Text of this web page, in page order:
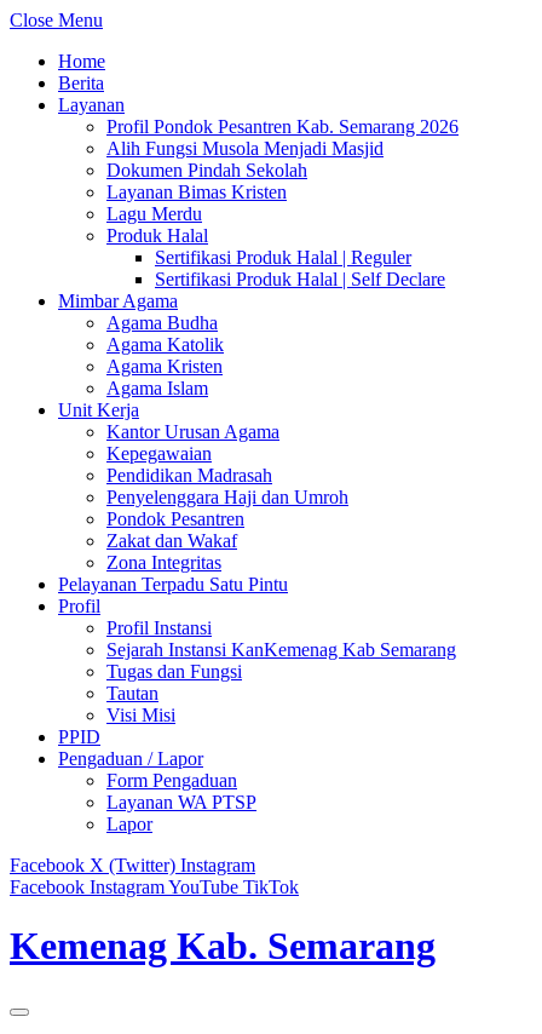
Close Menu
Home
Berita
Layanan
Profil Pondok Pesantren Kab. Semarang 2026
Alih Fungsi Musola Menjadi Masjid
Dokumen Pindah Sekolah
Layanan Bimas Kristen
Lagu Merdu
Produk Halal
Sertifikasi Produk Halal | Reguler
Sertifikasi Produk Halal | Self Declare
Mimbar Agama
Agama Budha
Agama Katolik
Agama Kristen
Agama Islam
Unit Kerja
Kantor Urusan Agama
Kepegawaian
Pendidikan Madrasah
Penyelenggara Haji dan Umroh
Pondok Pesantren
Zakat dan Wakaf
Zona Integritas
Pelayanan Terpadu Satu Pintu
Profil
Profil Instansi
Sejarah Instansi KanKemenag Kab Semarang
Tugas dan Fungsi
Tautan
Visi Misi
PPID
Pengaduan / Lapor
Form Pengaduan
Layanan WA PTSP
Lapor
Facebook X (Twitter) Instagram
Facebook InstagramYouTube TikTok
Kemenag Kab. Semarang